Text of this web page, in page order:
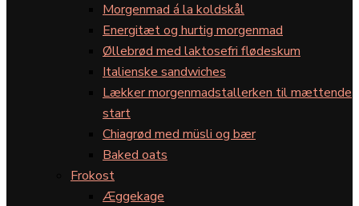
Morgenmad á la koldskål
Energitæt og hurtig morgenmad
Øllebrød med laktosefri flødeskum
Italienske sandwiches
Lækker morgenmadstallerken til mættende
start
Chiagrød med müsli og bær
Baked oats
Frokost
Æggekage